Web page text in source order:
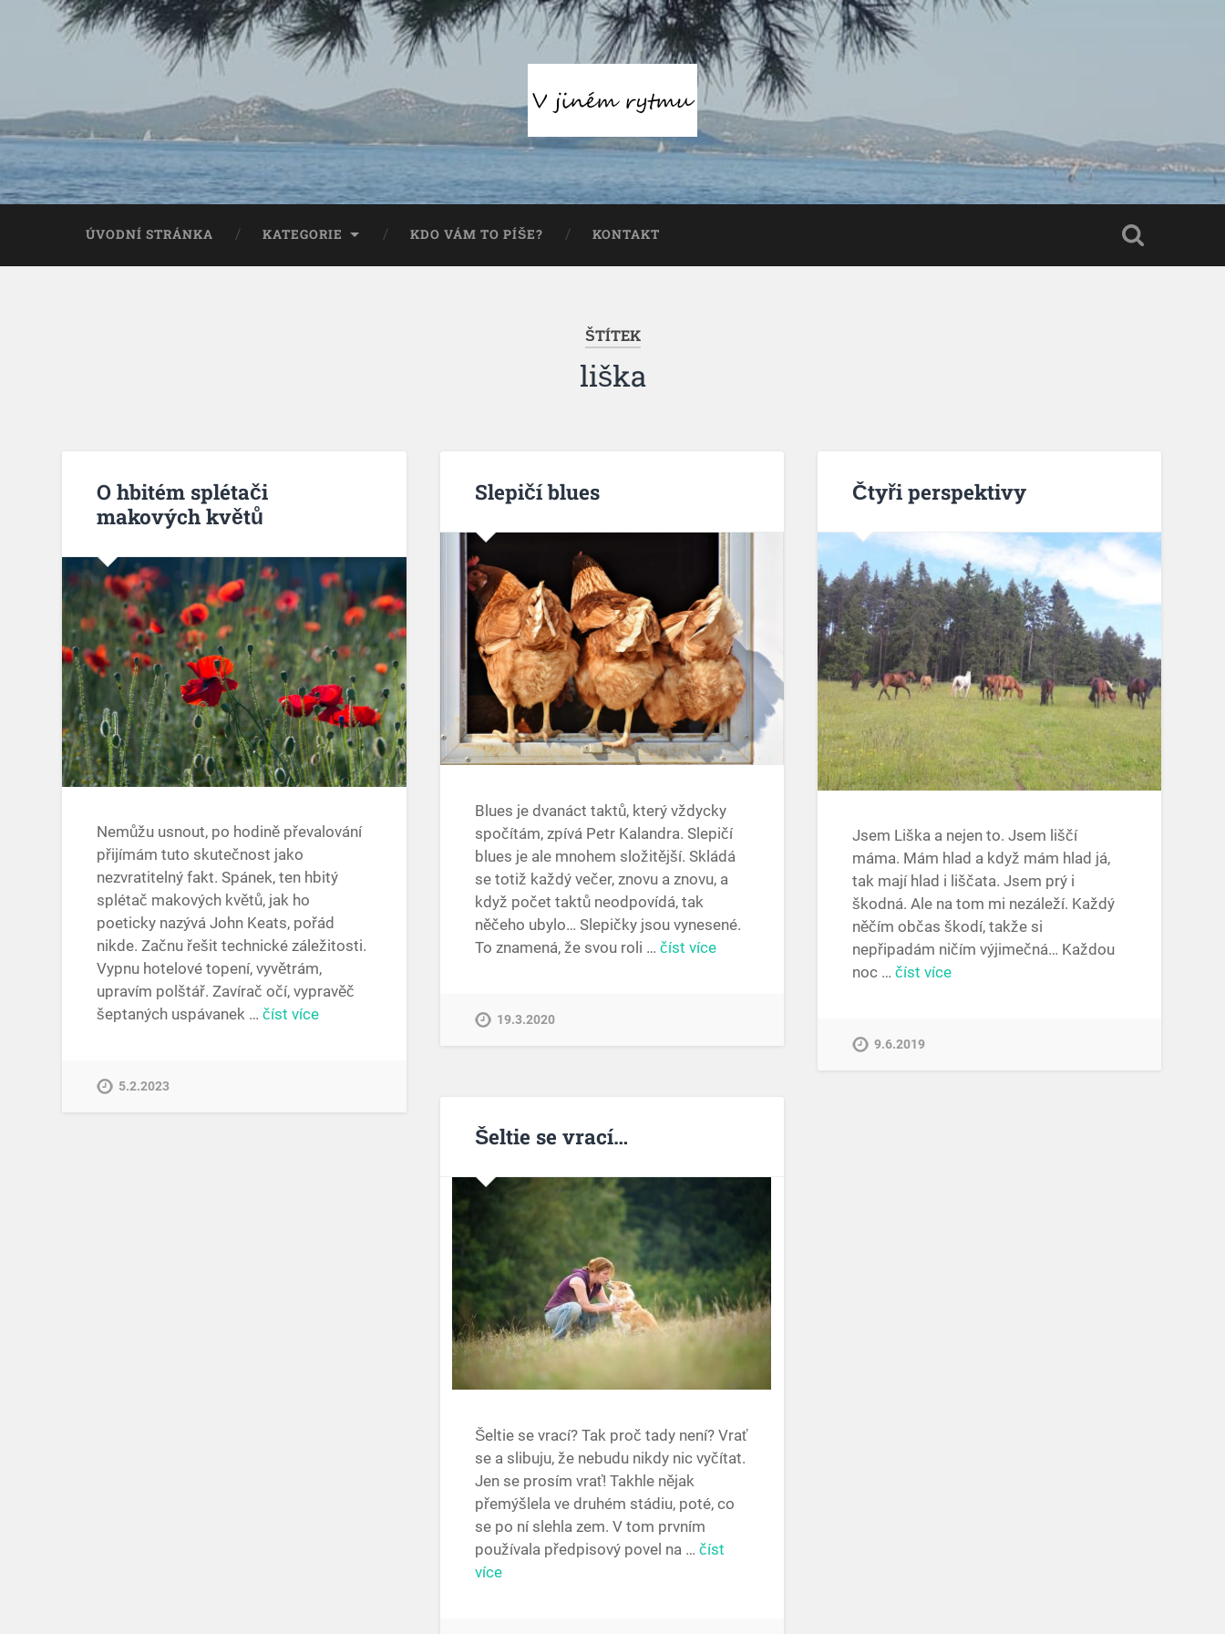
ÚVODNÍ STRÁNKA KATEGORIE KDO VÁM TO PÍŠE? KONTAKT
ŠTÍTEK
liška
O hbitém splétači
makových květů
Nemůžu usnout, po hodině převalování
přijímám tuto skutečnost jako
nezvratitelný fakt. Spánek, ten hbitý
splétač makových květů, jak ho
poeticky nazývá John Keats, pořád
nikde. Začnu řešit technické záležitosti.
Vypnu hotelové topení, vyvětrám,
upravím polštář. Zavírač očí, vypravěč
šeptaných uspávanek …číst více
5.2.2023
Slepičí blues
Blues je dvanáct taktů, který vždycky
spočítám, zpívá Petr Kalandra. Slepičí
blues je ale mnohem složitější. Skládá
se totiž každý večer, znovu a znovu, a
když počet taktů neodpovídá, tak
něčeho ubylo… Slepičky jsou vynesené.
To znamená, že svou roli … číst více
19.3.2020
Čtyři perspektivy
Jsem Liška a nejen to. Jsem liščí
máma. Mám hlad a když mám hlad já,
tak mají hlad i liščata. Jsem prý i
škodná. Ale na tom mi nezáleží. Každý
něčím občas škodí, takže si
nepřipadám ničím výjimečná… Každou
noc … číst více
9.6.2019
Šeltie se vrací…
Šeltie se vrací? Tak proč tady není? Vrať
se a slibuju, že nebudu nikdy nic vyčítat.
Jen se prosím vrať! Takhle nějak
přemýšlela ve druhém stádiu, poté, co
se po ní slehla zem. V tom prvním
používala předpisový povel na … číst
více